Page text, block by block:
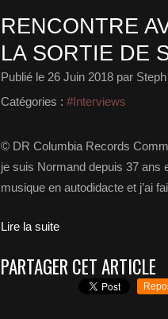
RENCONTRE
LA SORTIE DE
Publié le 26 Juin 2018 par
Catégories : #Interviews
© DR Columbia Records
je suis Normand depuis 37 ans
musique en autodidacte et j’ai
Lire la suite
PARTAGER CET ARTICLE